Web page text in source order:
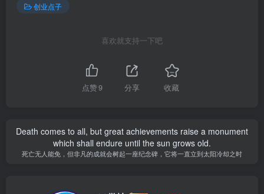
创业点子
喜欢就支持一下吧
点赞9 分享 收藏
Death comes to all, but great achievements raise a monument
which shall endure until the sun grows old.
死亡无人能免，但非凡的成就会树起一座纪念碑，它将一直立到太阳冷却之时